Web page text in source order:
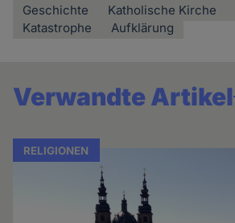
Geschichte Katholische Kirche
Katastrophe
Aufklärung
Verwandte Artikel
RELIGIONEN